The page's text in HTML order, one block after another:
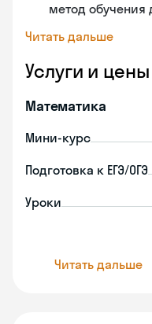
метод обучения
Читать дальше
Услуги и цены
Математика
Мини-курс
Подготовка к ЕГЭ/ОГЭ
Уроки
Читать дальше